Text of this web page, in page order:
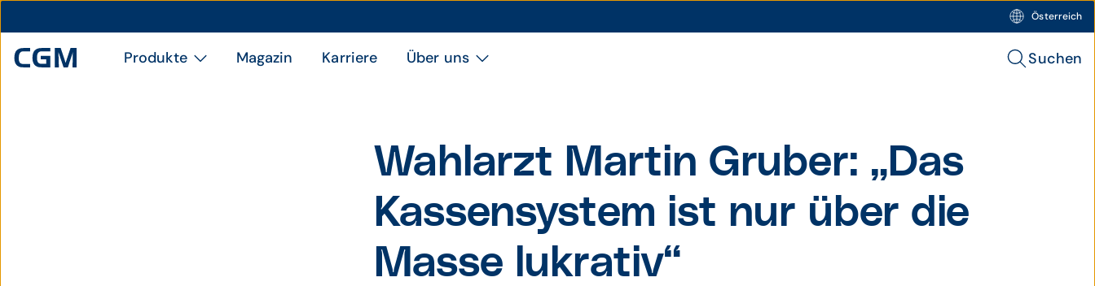
Österreich
Produkte Magazin Karriere Über uns Suchen
Wahlarzt Martin Gruber: „Das
Kassen­system ist nur über die
Masse lukrativ“